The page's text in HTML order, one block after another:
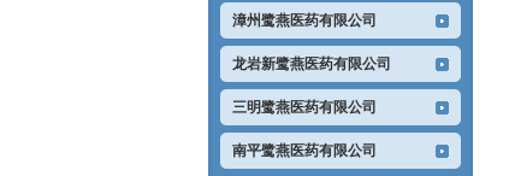
漳州鹭燕医药有限公司
龙岩新鹭燕医药有限公司
三明鹭燕医药有限公司
南平鹭燕医药有限公司